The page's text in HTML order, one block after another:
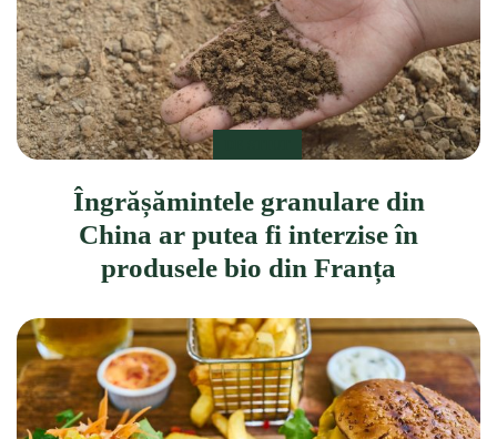
Îngrășămintele granulare din
China ar putea fi interzise în
produsele bio din Franța